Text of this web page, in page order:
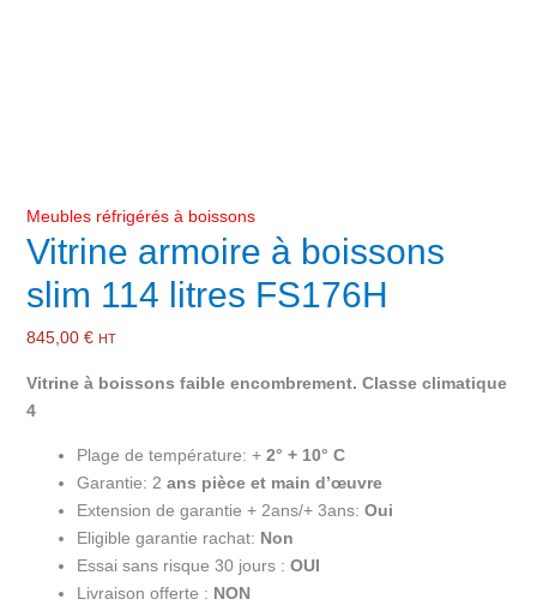
Meubles réfrigérés à boissons
Vitrine armoire à boissons
slim 114 litres FS176H
845,00 € HT
Vitrine à boissons faible encombrement. Classe climatique
4
Plage de température: + 2° + 10° C
Garantie: 2 ans pièce et main d’œuvre
Extension de garantie + 2ans/+ 3ans: Oui
Eligible garantie rachat: Non
Essai sans risque 30 jours : OUI
Livraison offerte : NON